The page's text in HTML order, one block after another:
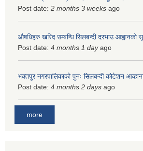
Post date: 2 months 3 weeks ago
औषधिहरु खरिद सम्बन्धि सिलबन्दी दरभाउ आह्वानको
Post date: 4 months 1 dayago
भक्तपुर नगरपालिकाको पुनः सिलबन्दी कोटेशन
Post date: 4 months 2 days ago
more